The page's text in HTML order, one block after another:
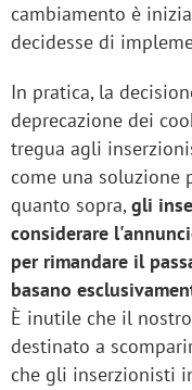
cambiamento è
decidesse di
In pratica, la
deprecazione dei
tregua agli
come una soluzione
quanto sopra,gli
considerare
per rimandare il
basano
È inutile che il
destinato a
che gli inserzionisti